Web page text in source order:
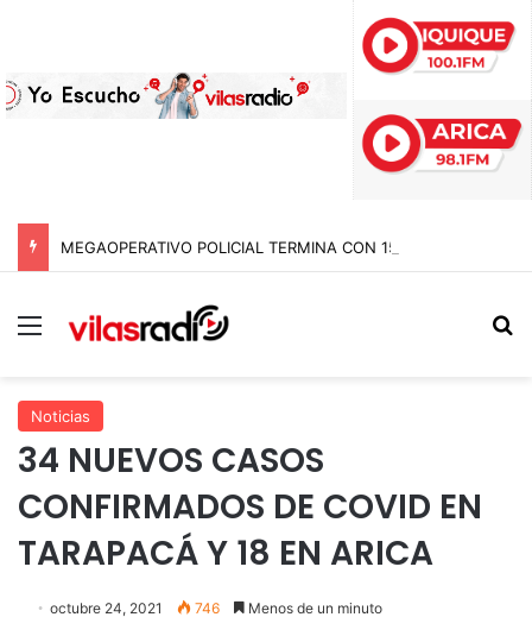
Menú
Noticias
34 NUEVOS CASOS
CONFIRMADOS DE COVID EN
TARAPACÁ Y 18 EN ARICA
octubre 24, 2021 746 Menos de un minuto